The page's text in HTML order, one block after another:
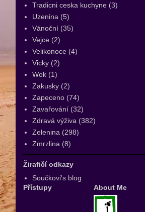
Tradicni ceska kuchyne (3)
Uzenina (5)
Vánoční (35)
Vejce (2)
Velikonoce (4)
Vicky (2)
Wok (1)
Zakusky (2)
Zapeceno (74)
Zavařování (32)
Zdravá výživa (382)
Zelenina (298)
Zmrzlina (8)
Žirafičí odkazy
Součkovi's blog
Přístupy
About Me